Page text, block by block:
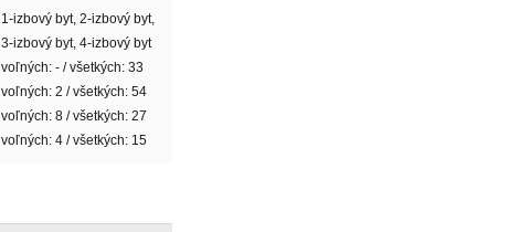
1-izbový byt, 2-izbový byt,
3-izbový byt, 4-izbový byt
voľných: - / všetkých: 33
voľných: 2 / všetkých: 54
voľných: 8 / všetkých: 27
voľných: 4 / všetkých: 15